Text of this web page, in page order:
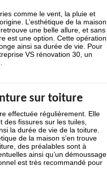
comme le vent, la pluie et
L’esthétique de la maison
une belle allure, et sans
est une option. Cette opération
ainsi sa durée de vie. Pour
VS rénovation 30, un
sur toiture
effectuée régulièrement. Elle
fissures sur les tuiles,
la durée de vie de la toiture.
de la maison s’en trouve
des préalables sont à
ainsi qu’un démoussage
est très recommandé pour